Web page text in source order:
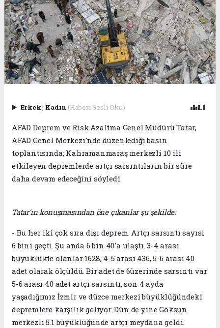
Erkek| Kadın (Haberi Sesli Oku)
AFAD Deprem ve Risk Azaltma Genel Müdürü Tatar,
AFAD Genel Merkezi'nde düzenlediği basın
toplantısında; Kahramanmaraş merkezli 10 ili
etkileyen depremlerde artçı sarsıntıların bir süre
daha devam edeceğini söyledi.
Tatar'ın konuşmasından öne çıkanlar şu şekilde:
- Bu her iki çok sıra dışı deprem. Artçı sarsıntı sayısı
6 bini geçti. Şu anda 6 bin 40'a ulaştı. 3-4 arası
büyüklükte olanlar 1628, 4-5 arası 436, 5-6 arası 40
adet olarak ölçüldü. Bir adet de 6üzerinde sarsıntı var.
5-6 arası 40 adet artçı sarsıntı, son 4 ayda
yaşadığımız İzmir ve düzce merkezi büyüklüğündeki
depremlere karşılık geliyor. Dün de yine Göksun
merkezli 5.1 büyüklüğünde artçı meydana geldi.